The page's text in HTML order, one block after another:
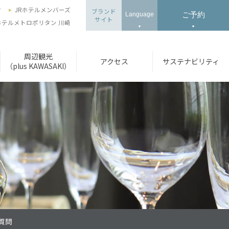
周辺観光
（plus KAWASAKI）
アクセス サステナビリティ
JRホテルメンバーズ
ルメトロポリタン 川崎
ブランド
サイト
Language ご予約
問